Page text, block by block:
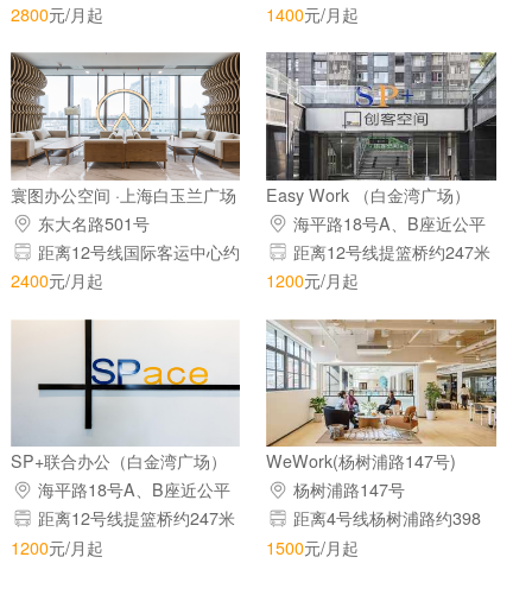
385米
2800元/月起
1400元/月起
寰图办公空间 ·上海白玉兰广场
东大名路501号
距离12号线国际客运中心约
218米
2400元/月起
Easy Work （白金湾广场）
海平路18号A、B座近公平
路 距离12号线提篮桥约247米
1200元/月起
SP+联合办公（白金湾广场）
海平路18号A、B座近公平
路 距离12号线提篮桥约247米
1200元/月起
WeWork(杨树浦路147号)
杨树浦路147号
距离4号线杨树浦路约398
米
1500元/月起